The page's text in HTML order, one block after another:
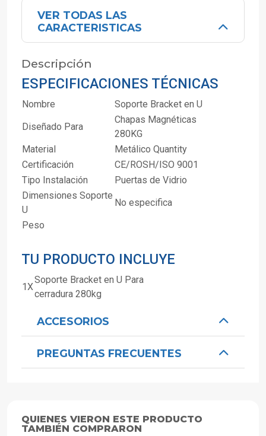
VER TODAS LAS
CARACTERISTICAS
Descripción
ESPECIFICACIONES TÉCNICAS
Nombre
Soporte Bracket en U
Diseñado Para
Chapas Magnéticas
280KG
Material
Metálico Quantity
Certificación
CE/ROSH/ISO 9001
Tipo Instalación
Puertas de Vidrio
Dimensiones Soporte
U
No especifica
Peso
TU PRODUCTO INCLUYE
1X
Soporte Bracket en U Para
cerradura 280kg
ACCESORIOS
PREGUNTAS FRECUENTES
QUIENES VIERON ESTE PRODUCTO
TAMBIÉN COMPRARON